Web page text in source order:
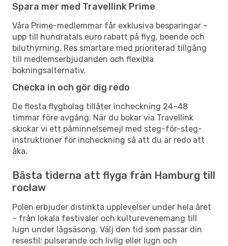
Spara mer med Travellink Prime
Våra Prime-medlemmar får exklusiva besparingar –
upp till hundratals euro rabatt på flyg, boende och
biluthyrning. Res smartare med prioriterad tillgång
till medlemserbjudanden och flexibla
bokningsalternativ.
Checka in och gör dig redo
De flesta flygbolag tillåter incheckning 24–48
timmar före avgång. När du bokar via Travellink
skickar vi ett påminnelsemejl med steg-för-steg-
instruktioner för incheckning så att du är redo att
åka.
Bästa tiderna att flyga från Hamburg till
rocław
Polen erbjuder distinkta upplevelser under hela året
– från lokala festivaler och kulturevenemang till
lugn under lågsäsong. Välj den tid som passar din
resestil: pulserande och livlig eller lugn och